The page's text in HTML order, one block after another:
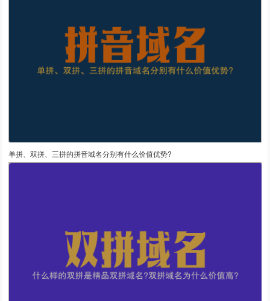
单拼、双拼、三拼的拼音域名分别有什么价值优势?